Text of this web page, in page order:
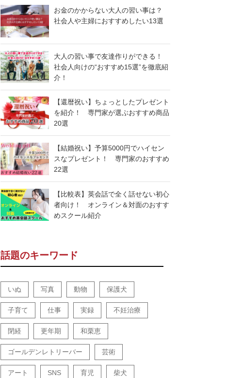
お金のかからない大人の習い事は？
社会人や主婦におすすめしたい13選
大人の習い事で友達作りができる！
社会人向けの“おすすめ15選”を徹底紹
介！
【還暦祝い】ちょっとしたプレゼント
を紹介！ 専門家が選ぶおすすめ商品
20選
【結婚祝い】予算5000円でハイセン
スなプレゼント！ 専門家のおすすめ
22選
【比較表】英会話で全く話せない初心
者向け！ オンライン＆対面のおすす
めスクール紹介
話題のキーワード
いぬ 写真 動物 保護犬
子育て 仕事 実録 不妊治療
閉経 更年期 和栗恵
ゴールデンレトリーバー 芸術
アート SNS 育児 柴犬